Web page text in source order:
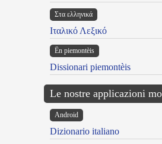
Στα ελληνικά
Ιταλικό Λεξικό
Ën piemontèis
Dissionari piemontèis
Le nostre applicazioni
Android
Dizionario italiano